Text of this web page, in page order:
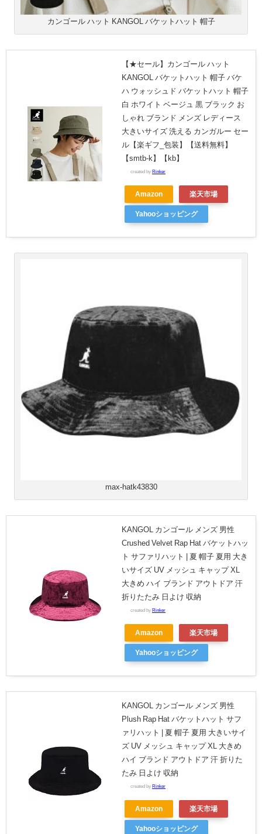
カンゴール ハット KANGOL バケットハット 帽子
【★セール】カンゴール ハット
KANGOL バケットハット 帽子 バケ
ハ ウォッシュド バケットハット 帽子
白 ホワイト ベージュ 黒 ブラック お
しゃれ ブランド メンズ レディース
大きいサイズ 洗える カンガルー セー
ル【楽ギフ_包装】【送料無料】
【smtb-k】【kb】
created by Rinker
Amazon 楽天市場
Yahooショッピング
max-hatk43830
KANGOL カンゴール メンズ 男性
Crushed Velvet Rap Hat バケットハッ
ト サファリハット | 夏 帽子 夏用 大き
いサイズ UV メッシュ キャップ XL
大きめ ハイ ブランド アウトドア 汗
折りたたみ 日よけ 収納
created by Rinker
Amazon 楽天市場
Yahooショッピング
KANGOL カンゴール メンズ 男性
Plush Rap Hat バケットハット サフ
ァリハット | 夏 帽子 夏用 大きいサイ
ズ UV メッシュ キャップ XL 大きめ
ハイ ブランド アウトドア 汗 折りた
たみ 日よけ 収納
created by Rinker
Amazon 楽天市場
Yahooショッピング